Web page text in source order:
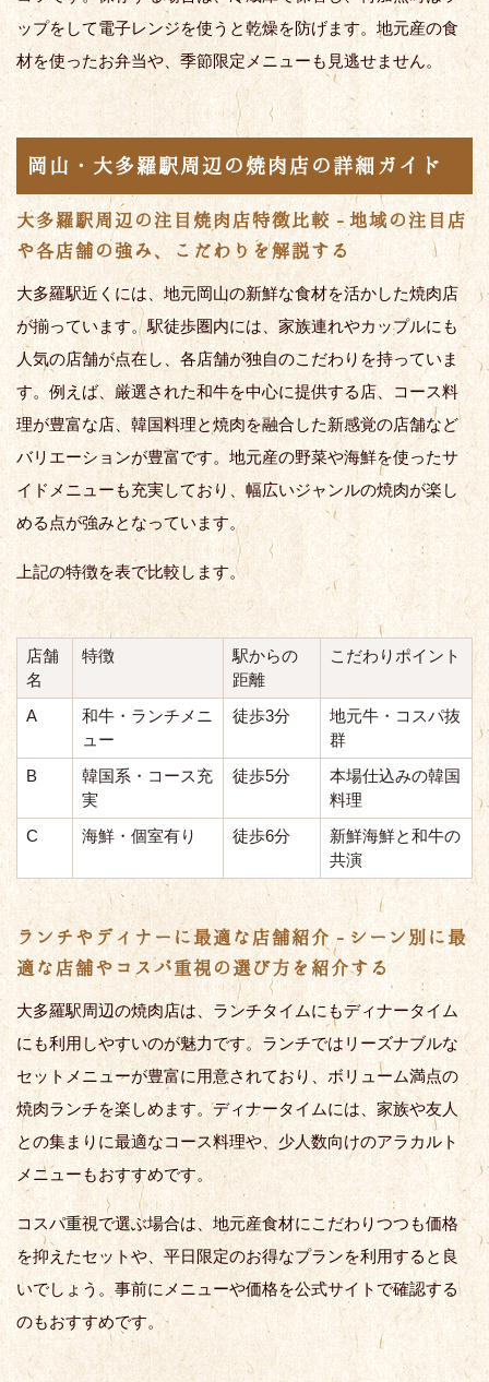
ップをして電子レンジを使うと乾燥を防げます。地元産の食
材を使ったお弁当や、季節限定メニューも見逃せません。
岡山・大多羅駅周辺の焼肉店の詳細ガイド
大多羅駅周辺の注目焼肉店特徴比較 - 地域の注目店
や各店舗の強み、こだわりを解説する
大多羅駅近くには、地元岡山の新鮮な食材を活かした焼肉店
が揃っています。駅徒歩圏内には、家族連れやカップルにも
人気の店舗が点在し、各店舗が独自のこだわりを持っていま
す。例えば、厳選された和牛を中心に提供する店、コース料
理が豊富な店、韓国料理と焼肉を融合した新感覚の店舗など
バリエーションが豊富です。地元産の野菜や海鮮を使ったサ
イドメニューも充実しており、幅広いジャンルの焼肉が楽し
める点が強みとなっています。
上記の特徴を表で比較します。
店舗
名
特徴
駅からの
距離
こだわりポイント
A
和牛・ランチメニ
ュー
徒歩3分
地元牛・コスパ抜
群
B
韓国系・コース充
実
徒歩5分
本場仕込みの韓国
料理
C
海鮮・個室有り 徒歩6分
新鮮海鮮と和牛の
共演
ランチやディナーに最適な店舗紹介 - シーン別に最
適な店舗やコスパ重視の選び方を紹介する
大多羅駅周辺の焼肉店は、ランチタイムにもディナータイム
にも利用しやすいのが魅力です。ランチではリーズナブルな
セットメニューが豊富に用意されており、ボリューム満点の
焼肉ランチを楽しめます。ディナータイムには、家族や友人
との集まりに最適なコース料理や、少人数向けのアラカルト
メニューもおすすめです。
コスパ重視で選ぶ場合は、地元産食材にこだわりつつも価格
を抑えたセットや、平日限定のお得なプランを利用すると良
いでしょう。事前にメニューや価格を公式サイトで確認する
のもおすすめです。